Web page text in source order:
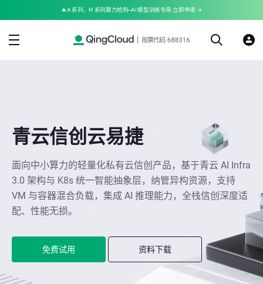
🔥A 系列、H 系列算力抢购--AI 模型训练专用 立即申请 →
青云信创云易捷
面向中小算力的轻量化私有云信创产品，基于青云 AI Infra
3.0 架构与 K8s 统一智能抽象层，纳管异构资源，支持
VM 与容器混合负载，集成 AI 推理能力，全栈信创深度适
配、性能无损。
免费试用 资料下载